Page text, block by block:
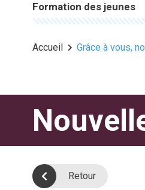
Formation des jeunes
Accueil Grâce à vous,
Retour